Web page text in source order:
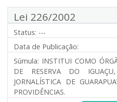
Lei 226/2002
Status: ---
Data de Publicação:
Súmula: INSTITUI COMO
DE RESERVA DO
JORNALÍSTICA DE
PROVIDÊNCIAS.